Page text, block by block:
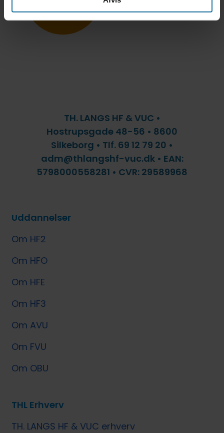
TH. LANGS HF & VUC •
Hostrupsgade 48-56 • 8600
Silkeborg • Tlf. 69 12 79 20 •
adm@thlangshf-vuc.dk • EAN:
5798000558281 • CVR: 29589968
Uddannelser
Om HF2
Om HFO
Om HFE
Om HF3
Om AVU
Om FVU
Om OBU
THL Erhverv
TH. LANGS HF & VUC erhverv